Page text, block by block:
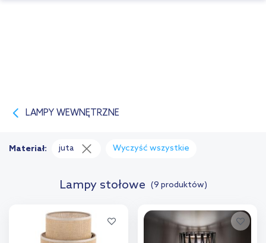
LAMPY WEWNĘTRZNE
Lampy stołowe (9 produktów)
Materiał: juta Wyczyść wszystkie